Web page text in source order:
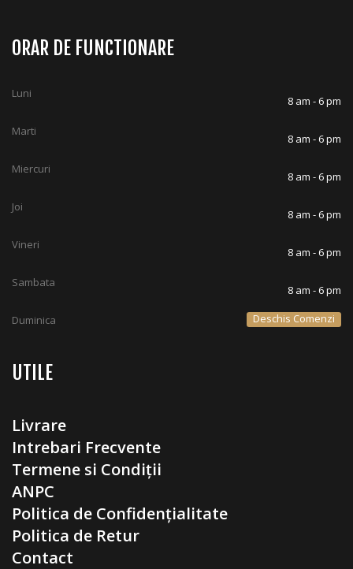
ORAR DE FUNCTIONARE
Luni
8 am - 6 pm
Marti
8 am - 6 pm
Miercuri
8 am - 6 pm
Joi
8 am - 6 pm
Vineri
8 am - 6 pm
Sambata
8 am - 6 pm
Duminica Deschis Comenzi
UTILE
Livrare
Intrebari Frecvente
Termene si Condiții
ANPC
Politica de Confidențialitate
Politica de Retur
Contact